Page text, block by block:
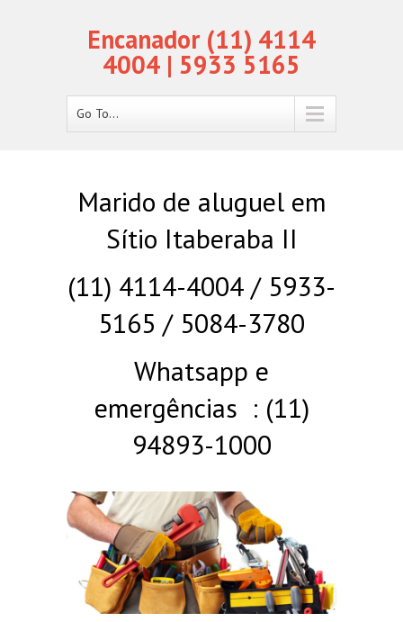
Encanador (11) 4114
4004 | 5933 5165
Go To...
Marido de aluguel em
Sítio Itaberaba II
(11) 4114-4004 / 5933-
5165 / 5084-3780
Whatsapp e
emergências : (11)
94893-1000